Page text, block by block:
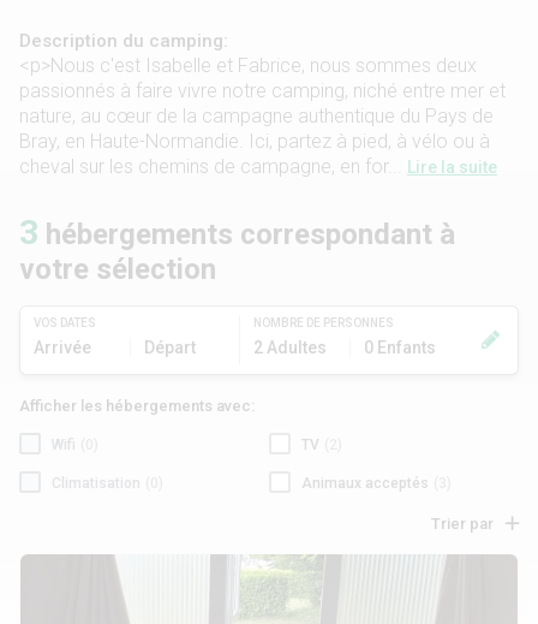
Description du camping:
<p>Nous c'est Isabelle et Fabrice, nous sommes deux
passionnés à faire vivre notre camping, niché entre mer et
nature, au cœur de la campagne authentique du Pays de
Bray, en Haute-Normandie. Ici, partez à pied, à vélo ou à
cheval sur les chemins de campagne, en for...
Lire la suite
VOS DATES
Arrivée Départ
NOMBRE DE PERSONNES
2 Adultes 0 Enfants
3 hébergements correspondant à
votre sélection
Afficher les hébergements avec:
Wifi TV
Climatisation Animaux acceptés
Trier par